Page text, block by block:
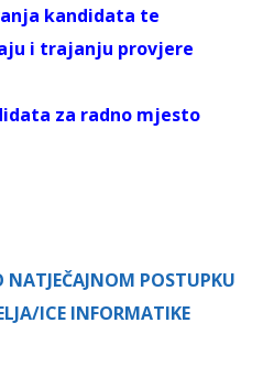
kandidata te
i trajanju provjere
za radno mjesto
NATJEČAJNOM POSTUPKU
ICE INFORMATIKE